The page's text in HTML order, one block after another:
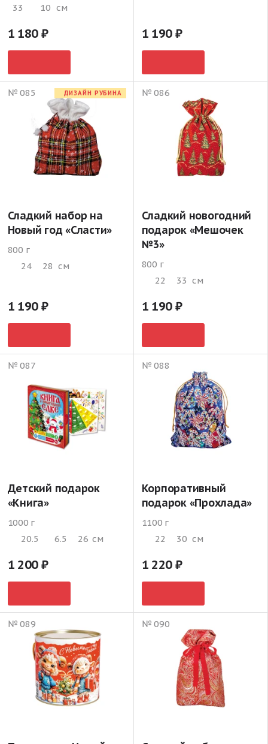
33
10 см
1 180 1 190
№ 085 ДИЗАЙН РУБИНА
Сладкий набор на
Новый год «Сласти»
800 г
24
28 см
1 190
№ 086
Сладкий новогодний
подарок «Мешочек
№3»
800 г
22
33 см
1 190
№ 087
Детский подарок
«Книга»
1000 г
20.5
6.5 26 см
1 200
№ 088
Корпоративный
подарок «Прохлада»
1100 г
22
30 см
1 220
№ 089 № 090